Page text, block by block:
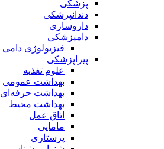
پزشکی
دندانپزشکی
داروسازی
دامپزشکی
فیزیولوژی دامی
پیراپزشکی
علوم تغذیه
بهداشت عمومی
بهداشت حرفه‌ای
بهداشت محیط
اتاق عمل
مامایی
پرستاری